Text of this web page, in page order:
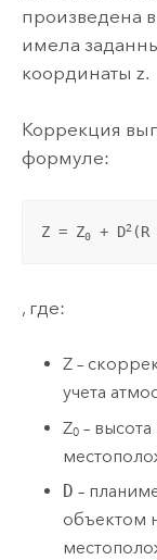
произведена
имела
координаты z.
Коррекция
формуле:
Z = Z0 + D2(R
, где:
Z –
учета
Z0 –
D –
объектом